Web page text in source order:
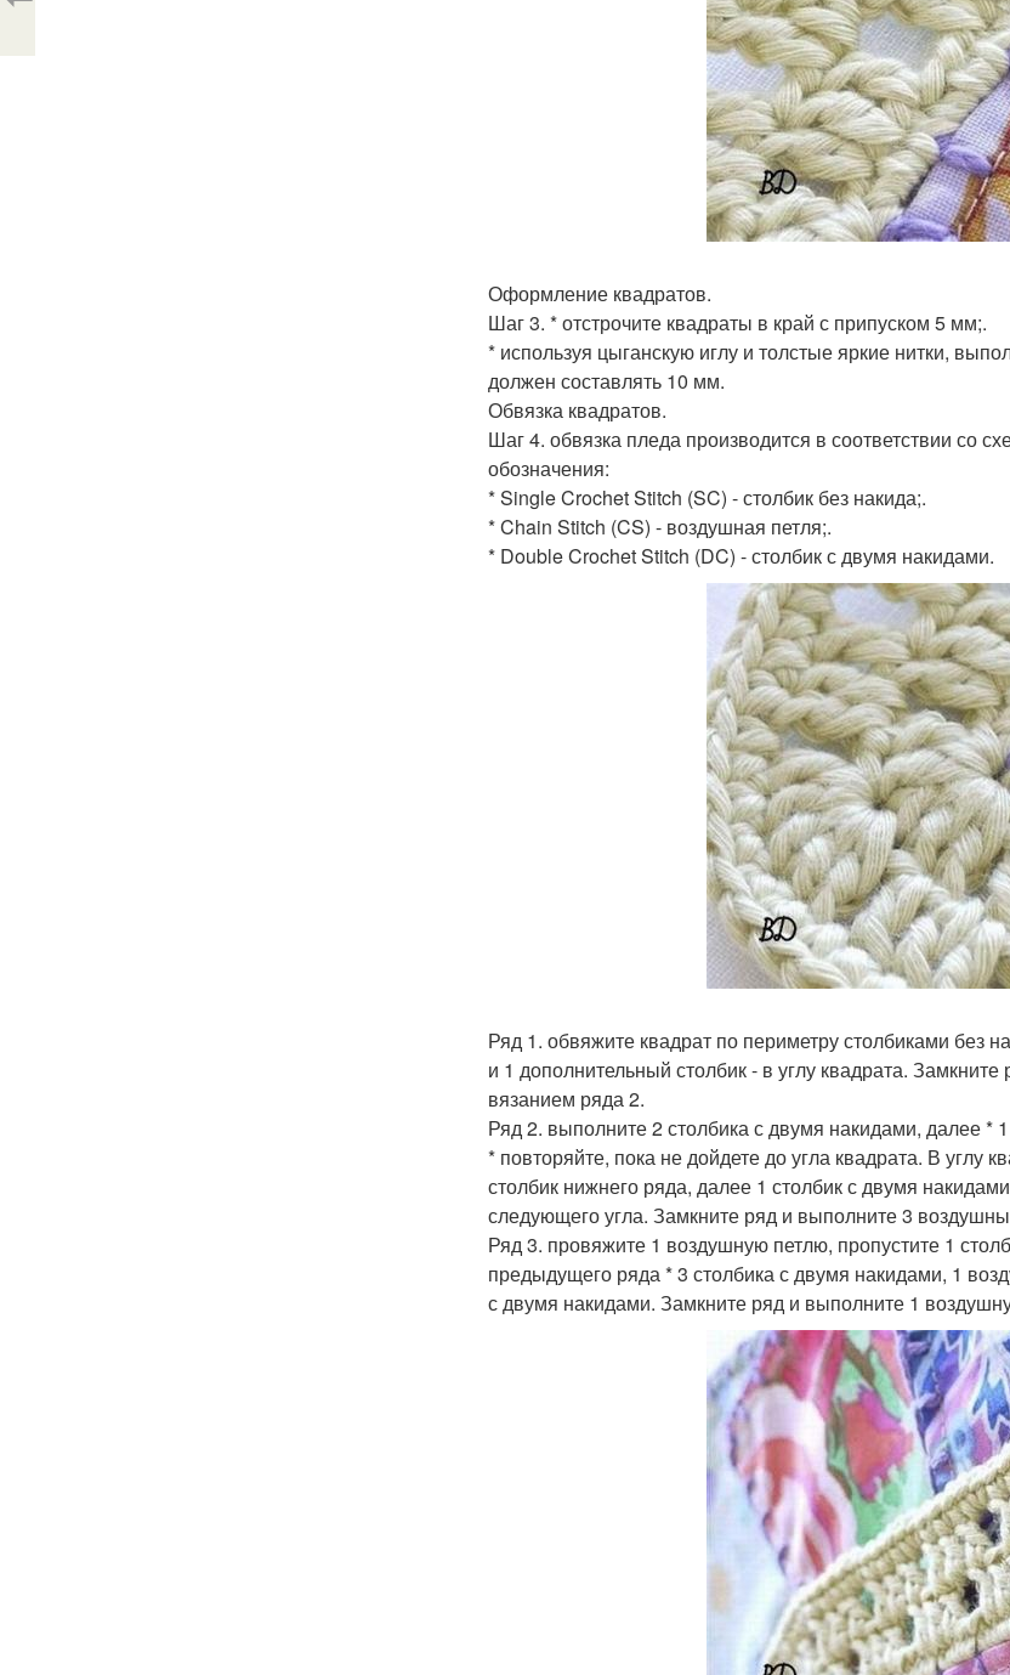
Оформление квадратов.
Шаг 3. * отстрочите квадраты в край с припуском 5 мм;.
* используя цыганскую иглу и толстые яркие нитки,
должен составлять 10 мм.
Обвязка квадратов.
Шаг 4. обвязка пледа производится в соответствии со
обозначения:
* Single Crochet Stitch (SC) - столбик без накида;.
* Chain Stitch (CS) - воздушная петля;.
* Double Crochet Stitch (DC) - столбик с двумя накидами.
Ряд 1. обвяжите квадрат по периметру столбиками без
и 1 дополнительный столбик - в углу квадрата.
вязанием ряда 2.
Ряд 2. выполните 2 столбика с двумя накидами, далее *
* повторяйте, пока не дойдете до угла квадрата. В углу
столбик нижнего ряда, далее 1 столбик с двумя
следующего угла. Замкните ряд и выполните 3
Ряд 3. провяжите 1 воздушную петлю, пропустите 1
предыдущего ряда * 3 столбика с двумя накидами, 1
с двумя накидами. Замкните ряд и выполните 1